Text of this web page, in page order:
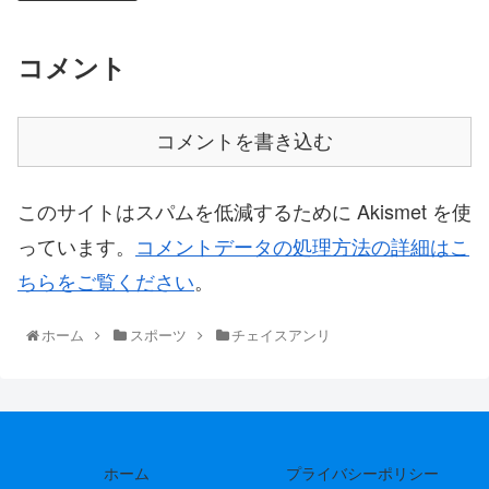
コメント
コメントを書き込む
このサイトはスパムを低減するために Akismet を使
っています。 コメントデータの処理方法の詳細はこ
ちらをご覧ください。
ホーム スポーツ チェイスアンリ
ホーム プライバシーポリシー